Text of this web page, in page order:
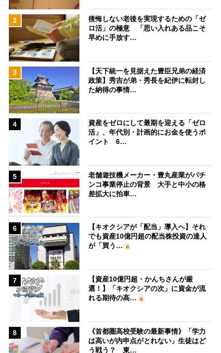
2
後悔しない老後を実現するための「ゼ
ロ活」の極意 「思い入れある品こそ
早めに手放す…
3
【天下統一を見据えた豊臣兄弟の経済
政策】秀吉が弟・秀長を紀伊に転封し
た納得の事情…
4
資産をゼロにして最期を迎える「ゼロ
活」、年代別・計画的にお金を使うポ
イント 6…
5
老舗遊技機メーカー・豊丸産業がパチ
ンコ事業停止の背景 大手と中小の格
差拡大に拍車…
6
【キオクシアが「配当」導入へ】それ
でも資産10億円超の配当株投資の達人
が「買う…
7
【資産10億円超・かんちさんが厳
選！】「キオクシアの次」に資金が流
れる期待の高…
8
《首都圏高校受験の最新事情》「学力
は高いが内申点がとれない」生徒はど
う戦う？ 東…